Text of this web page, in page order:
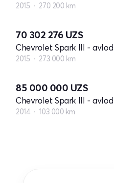
2015 270 200 km
70 302 276 UZS
Chevrolet Spark III - avlod
2015 273 000 km
85 000 000 UZS
Chevrolet Spark III - avlod
2014 103 000 km